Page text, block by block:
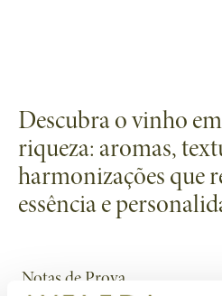
Descubra o vinho
riqueza: aromas,
harmonizações que
essência e
Notas de Prova